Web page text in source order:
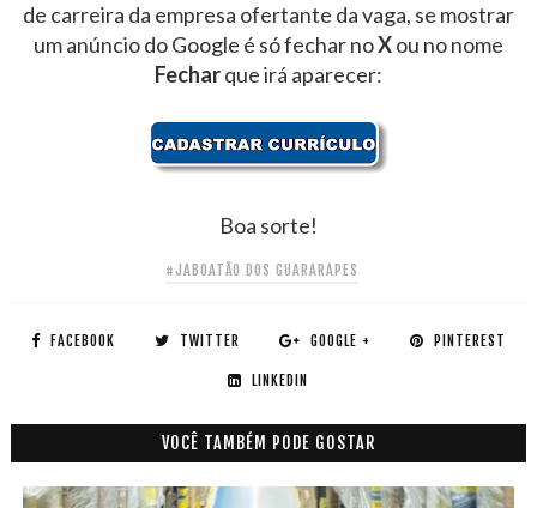
de carreira da empresa ofertante da vaga, se mostrar
um anúncio do Google é só fechar noXou no nome
Fecharque irá aparecer:
Boa sorte!
#JABOATÃO DOS GUARARAPES
FACEBOOK TWITTER GOOGLE + PINTEREST
LINKEDIN
VOCÊ TAMBÉM PODE GOSTAR